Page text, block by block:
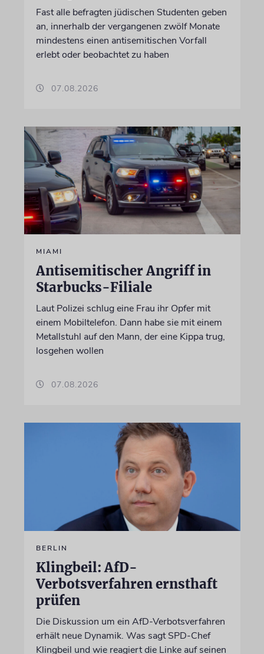
Fast alle befragten jüdischen Studenten geben
an, innerhalb der vergangenen zwölf Monate
mindestens einen antisemitischen Vorfall
erlebt oder beobachtet zu haben
07.08.2026
MIAMI
Antisemitischer Angriff in
Starbucks-Filiale
Laut Polizei schlug eine Frau ihr Opfer mit
einem Mobiltelefon. Dann habe sie mit einem
Metallstuhl auf den Mann, der eine Kippa trug,
losgehen wollen
07.08.2026
BERLIN
Klingbeil: AfD-
Verbotsverfahren ernsthaft
prüfen
Die Diskussion um ein AfD-Verbotsverfahren
erhält neue Dynamik. Was sagt SPD-Chef
Klingbeil und wie reagiert die Linke auf seinen